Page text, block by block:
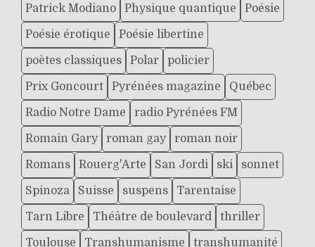
Patrick Modiano Physique quantique Poésie
Poésie érotique Poésie libertine
poètes classiques Polar policier
Prix Goncourt Pyrénées magazine Québec
Radio Notre Dame radio Pyrénées FM
Romain Gary roman gay roman noir
Romans Rouerg'Arte San Jordi ski sonnet
Spinoza Suisse suspens Tarentaise
Tarn Libre Théâtre de boulevard thriller
Toulouse Transhumanisme transhumanité